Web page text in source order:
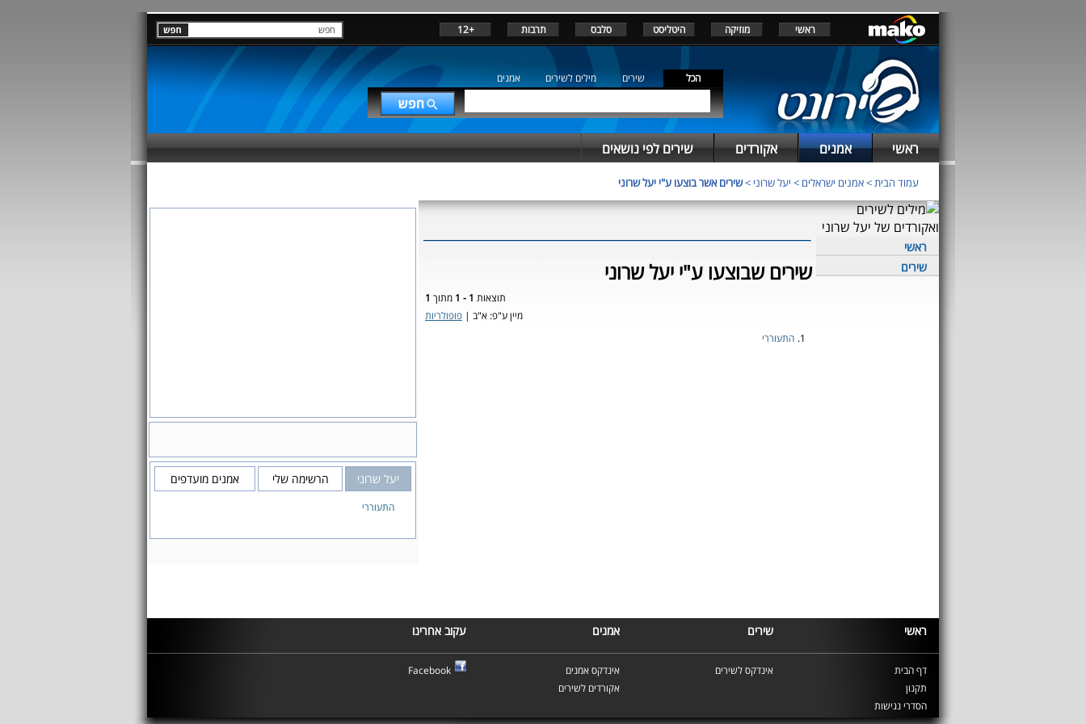
ראשי מוזיקה היטליסט סלבס תרבות +12
הכל שירים מילים לשירים אמנים
ראשי אמנים אקורדים שירים לפי נושאים
עמוד הבית>אמנים ישראלים > יעל שרוני >שירים אשר בוצעו ע"י יעל שרוני
ראשי
שירים
שירים שבוצעו ע"י יעל שרוני
תוצאות 1 - 1 מתוך 1
מיין ע"פ: א"ב | פופולריות
1. התעוררי
יעל שרוני הרשימה שלי אמנים מועדפים
התעוררי
ראשי שירים אמנים עקוב אחרינו
דף הבית
תקנון
הסדרי נגישות
אינדקס לשירים
אינדקס אמנים
אקורדים לשירים
Facebook